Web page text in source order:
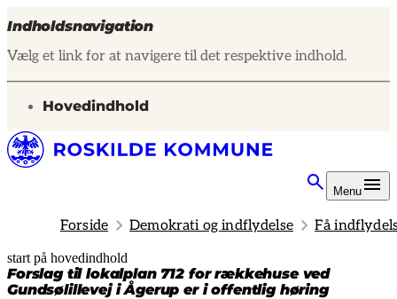
Indholdsnavigation
Vælg et link for at navigere til det respektive indhold.
gå til
Hovedindhold
Menu
Forside Demokrati og indflydelse Få
start på hovedindhold
Forslag til lokalplan 712 for rækkehuse ved
Gundsølillevej i Ågerup er i offentlig høring
senest opdateret 19. februar 2026